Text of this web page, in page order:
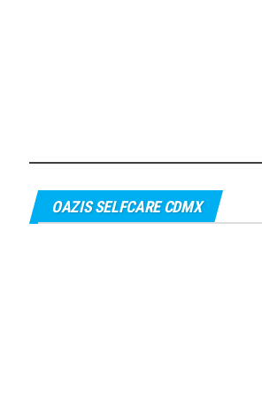
OAZIS SELFCARE CDMX